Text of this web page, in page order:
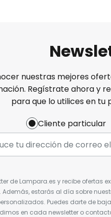
nuestras mejores
Regístrate ahora y
para que lo utilices en tu
Cliente particular
de Lampara.es y recibe ofertas
estarás al día sobre
Puedes darte de
en cada newsletter o